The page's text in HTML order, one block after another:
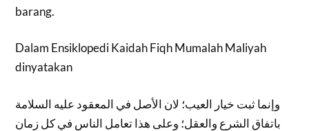
barang.
Dalam Ensiklopedi Kaidah Fiqh Mumalah Maliyah
dinyatakan
وإنما ثبت خيار العيب؛ لان الأصل في المعقود عليه السلامة
باتفاق الشرع والعقل؛ وعلى هذا تعامل الناس في كل زمان